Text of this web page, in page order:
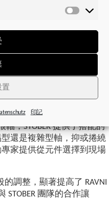
數
置
印記
軸數。Quick DC-Link 模組可
快速變化、負載跳變情況
快速做出調整。透過
與 STOBER 驅動控制器通
這個解決方案很滿意。
，STOBER 提供了搭配的
還是複雜型軸，抑或捲繞
家提供從元件選擇到現場
的調整，顯著提高了 RAVNI
STOBER 團隊的合作讓